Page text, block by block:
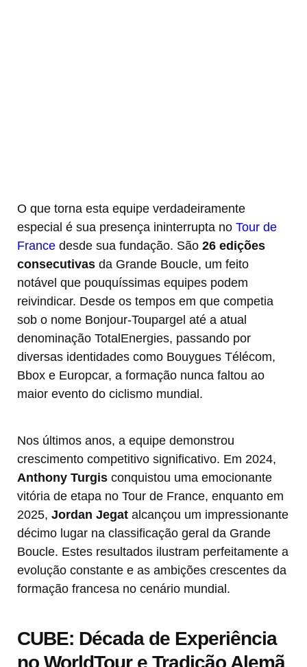
O que torna esta equipe verdadeiramente
especial é sua presença ininterrupta no Tour de
France desde sua fundação. São 26 edições
consecutivas da Grande Boucle, um feito
notável que pouquíssimas equipes podem
reivindicar. Desde os tempos em que competia
sob o nome Bonjour-Toupargel até a atual
denominação TotalEnergies, passando por
diversas identidades como Bouygues Télécom,
Bbox e Europcar, a formação nunca faltou ao
maior evento do ciclismo mundial.
Nos últimos anos, a equipe demonstrou
crescimento competitivo significativo. Em 2024,
Anthony Turgis conquistou uma emocionante
vitória de etapa no Tour de France, enquanto em
2025, Jordan Jegat alcançou um impressionante
décimo lugar na classificação geral da Grande
Boucle. Estes resultados ilustram perfeitamente a
evolução constante e as ambições crescentes da
formação francesa no cenário mundial.
CUBE: Década de Experiência
no WorldTour e Tradição Alemã